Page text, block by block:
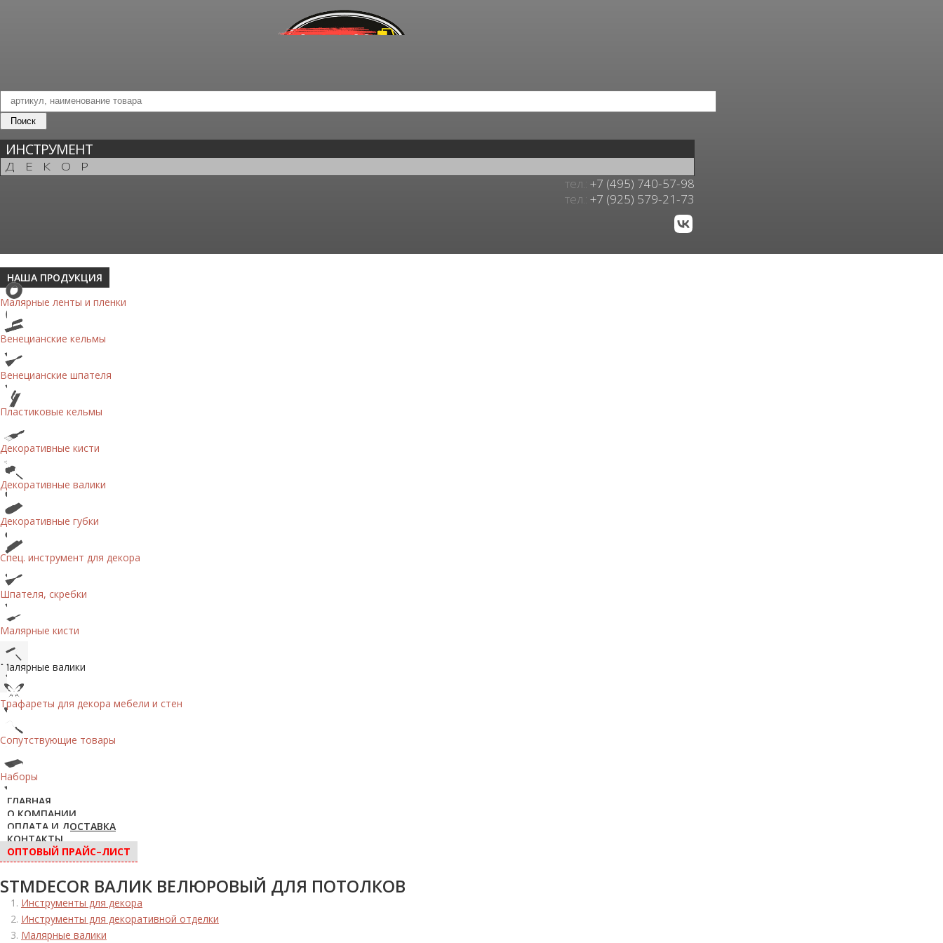
ИНСТРУМЕНТ
ДЕКОР
тел.: +7 (495) 740-57-98
тел.: +7 (925) 579-21-73
НАША ПРОДУКЦИЯ
Малярные ленты и пленки
Венецианские кельмы
Венецианские шпателя
Пластиковые кельмы
Декоративные кисти
Декоративные валики
Декоративные губки
Спец. инструмент для декора
Шпателя, скребки
Малярные кисти
Малярные валики
Трафареты для декора мебели и стен
Сопутствующие товары
Наборы
ГЛАВНАЯ
О КОМПАНИИ
ОПЛАТА И ДОСТАВКА
КОНТАКТЫ
ОПТОВЫЙ ПРАЙС–ЛИСТ
STMDECOR ВАЛИК ВЕЛЮРОВЫЙ ДЛЯ ПОТОЛКОВ
Инструменты для декора
Инструменты для декоративной отделки
Малярные валики